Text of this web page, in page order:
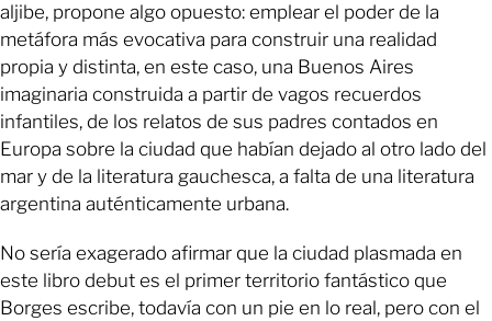
aljibe, propone algo opuesto: emplear el poder de la
metáfora más evocativa para construir una realidad
propia y distinta, en este caso, una Buenos Aires
imaginaria construida a partir de vagos recuerdos
infantiles, de los relatos de sus padres contados en
Europa sobre la ciudad que habían dejado al otro lado del
mar y de la literatura gauchesca, a falta de una literatura
argentina auténticamente urbana.
No sería exagerado afirmar que la ciudad plasmada en
este libro debut es el primer territorio fantástico que
Borges escribe, todavía con un pie en lo real, pero con el